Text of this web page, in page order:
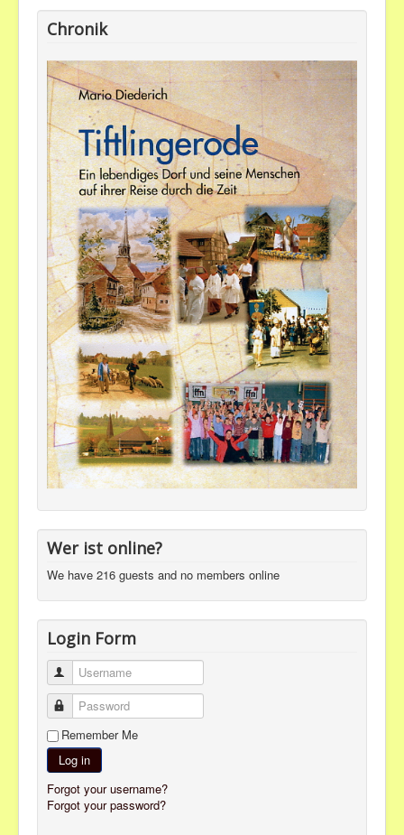
Chronik
Wer ist online?
We have 216 guests and no members online
Login Form
Username
Password
Remember Me
Log in
Forgot your username?
Forgot your password?